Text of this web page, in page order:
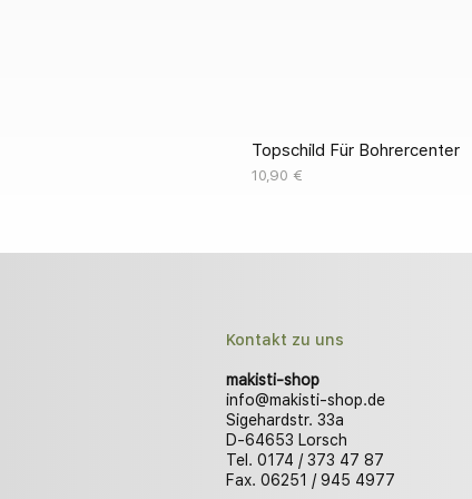
Topschild Für Bohrercenter
Preis
10,90 €
Kontakt zu uns
makisti-shop
info@makisti-shop.de
Sigehardstr. 33a
D-64653 Lorsch
Tel. 0174 / 373 47 87
Fax. 06251 / 945 4977